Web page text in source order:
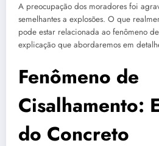
A preocupação dos moradores foi
semelhantes a explosões. O que
pode estar relacionada ao fenômeno
explicação que abordaremos em
Fenômeno de
Cisalhamento:
do Concreto